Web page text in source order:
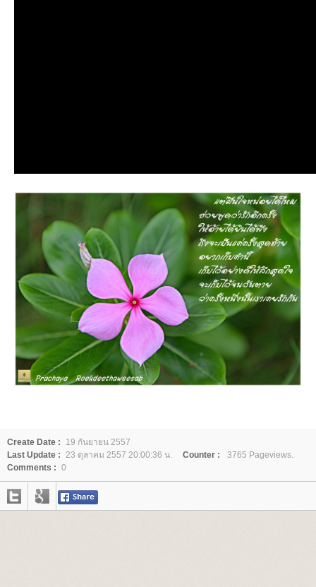
Create Date :
19 กันยายน 2557
Last Update : 23 ตุลาคม 2557 20:00:36 น. Counter :
3765 Pageviews.
Comments : 0